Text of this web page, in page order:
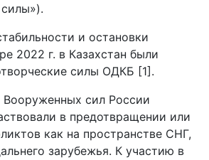
и остановки
2022 г. в Казахстан были
силы ОДКБ [1].
сил России
в предотвращении или
как на пространстве СНГ,
зарубежья. К участию в